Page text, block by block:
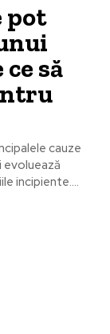
pot
să
cauze
evoluează
incipiente....